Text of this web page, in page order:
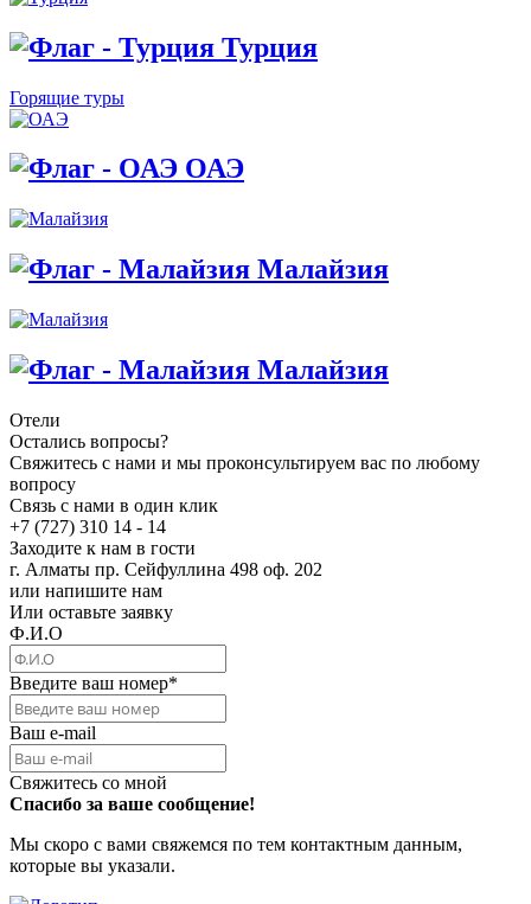
Турция
Горящие туры
ОАЭ
Малайзия
Малайзия
Отели
Остались вопросы?
Свяжитесь с нами и мы проконсультируем вас по любому
вопросу
Связь с нами в один клик
+7 (727) 310 14 - 14
Заходите к нам в гости
г. Алматы пр. Сейфуллина 498 оф. 202
или напишите нам
Или оставьте заявку
Ф.И.О
Введите ваш номер*
Ваш e-mail
Свяжитесь со мной
Спасибо за ваше сообщение!
Мы скоро с вами свяжемся по тем контактным данным,
которые вы указали.